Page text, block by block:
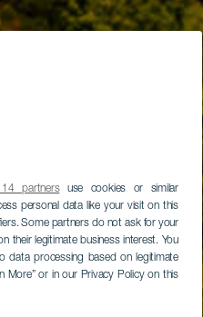
partnersuse cookies or similar
personal data like your visit on this
Some partners do not ask for your
their legitimate business interest. You
data processing based on legitimate
More” or in our Privacy Policy on this